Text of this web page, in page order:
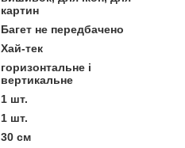
картин
Багет не передбачено
Хай-тек
горизонтальне і
вертикальне
1 шт.
1 шт.
30 см